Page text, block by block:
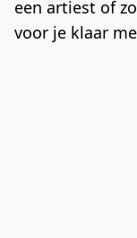
een artiest of
voor je klaar